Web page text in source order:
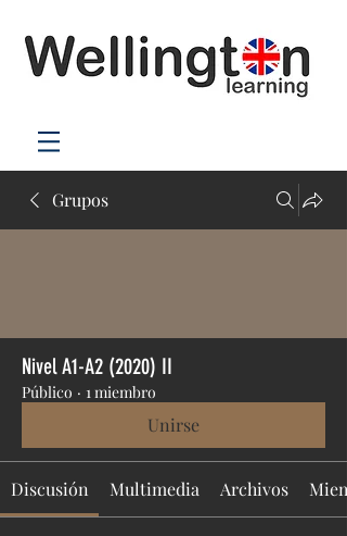
Grupos
Nivel A1-A2 (2020) II
Público · 1 miembro
Unirse
Discusión Multimedia Archivos